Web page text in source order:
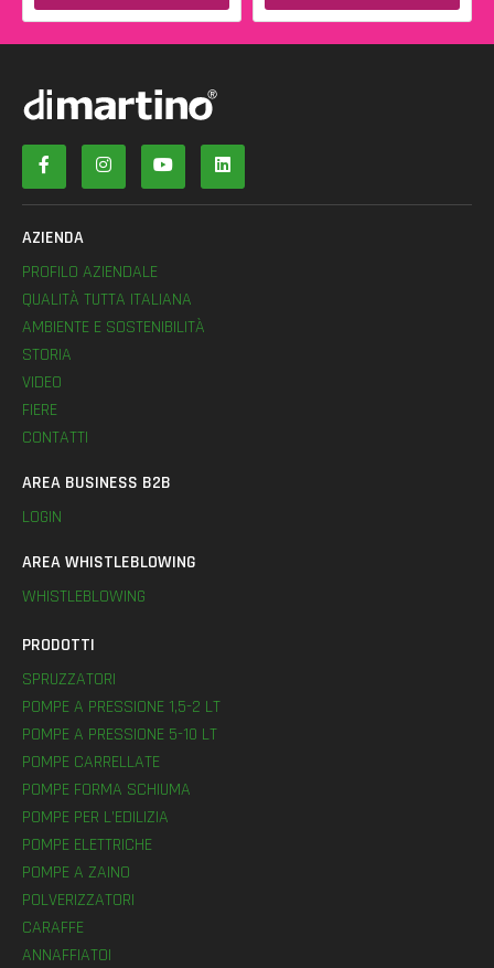
AZIENDA
PROFILO AZIENDALE
QUALITÀ TUTTA ITALIANA
AMBIENTE E SOSTENIBILITÀ
STORIA
VIDEO
FIERE
CONTATTI
AREA BUSINESS B2B
LOGIN
AREA WHISTLEBLOWING
WHISTLEBLOWING
PRODOTTI
SPRUZZATORI
POMPE A PRESSIONE 1,5-2 LT
POMPE A PRESSIONE 5-10 LT
POMPE CARRELLATE
POMPE FORMA SCHIUMA
POMPE PER L’EDILIZIA
POMPE ELETTRICHE
POMPE A ZAINO
POLVERIZZATORI
CARAFFE
ANNAFFIATOI